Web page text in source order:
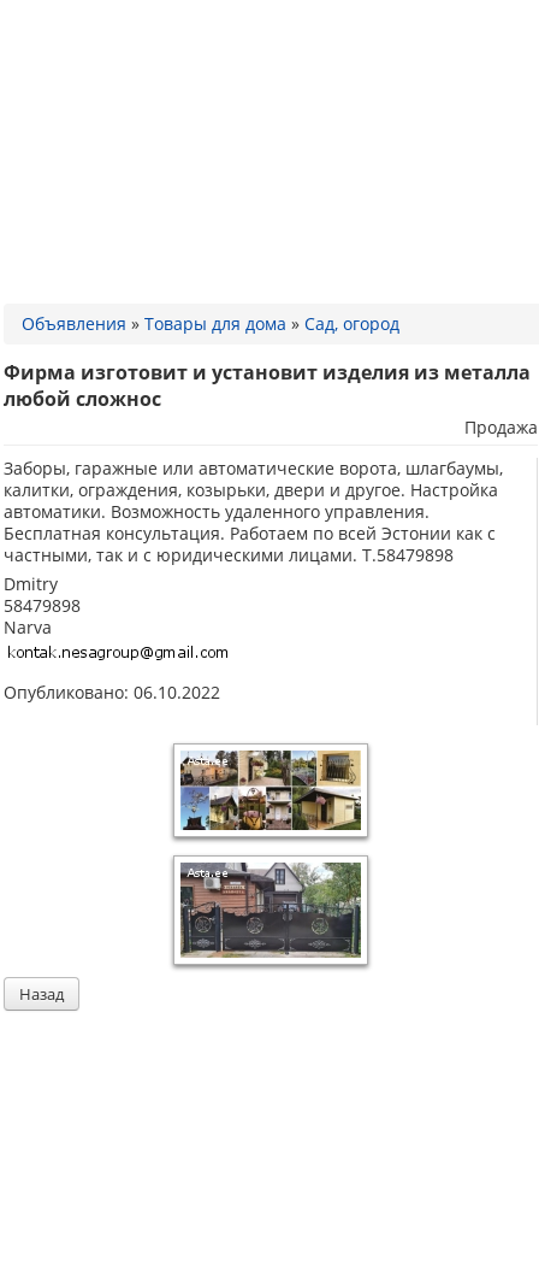
Объявления » Товары для дома » Сад, огород
Фирма изготовит и установит изделия из металла
любой сложнос
Продажа
Заборы, гаражные или автоматические ворота, шлагбаумы,
калитки, ограждения, козырьки, двери и другое. Настройка
автоматики. Возможность удаленного управления.
Бесплатная консультация. Работаем по всей Эстонии как с
частными, так и с юридическими лицами. Т.58479898
Dmitry
58479898
Narva
Опубликовано: 06.10.2022
Назад